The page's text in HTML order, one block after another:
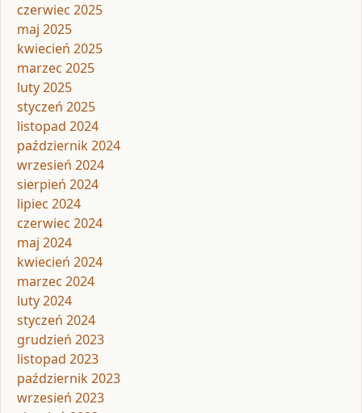
czerwiec 2025
maj 2025
kwiecień 2025
marzec 2025
luty 2025
styczeń 2025
listopad 2024
październik 2024
wrzesień 2024
sierpień 2024
lipiec 2024
czerwiec 2024
maj 2024
kwiecień 2024
marzec 2024
luty 2024
styczeń 2024
grudzień 2023
listopad 2023
październik 2023
wrzesień 2023